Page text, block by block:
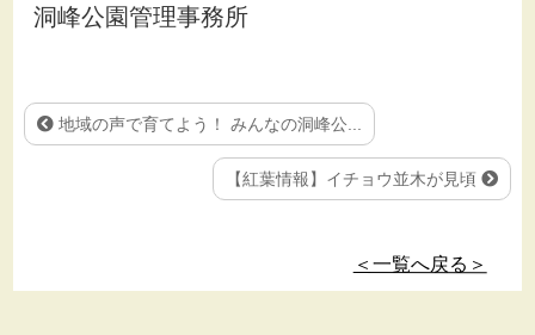
洞峰公園管理事務所
地域の声で育てよう！ みんなの洞峰公...
【紅葉情報】イチョウ並木が見頃
＜一覧へ戻る＞